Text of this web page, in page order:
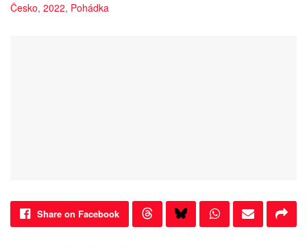
Česko, 2022, Pohádka
Share on Facebook